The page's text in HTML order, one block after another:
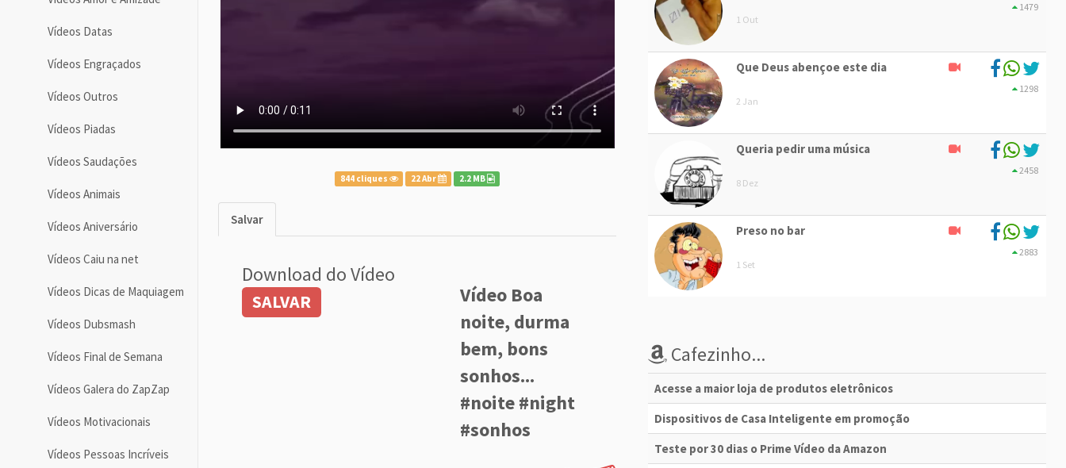
Vídeos Datas
Vídeos Engraçados
Vídeos Outros
Vídeos Piadas
Vídeos Saudações
Vídeos Animais
Vídeos Aniversário
Vídeos Caiu na net
Vídeos Dicas de Maquiagem
Vídeos Dubsmash
Vídeos Final de Semana
Vídeos Galera do ZapZap
Vídeos Motivacionais
Vídeos Pessoas Incríveis
844 cliques 22 Abr 2.2 MB
Salvar
Download do Vídeo
SALVAR
Vídeo Boa
noite, durma
bem, bons
sonhos...
#noite #night
#sonhos
1 Out
1479
Que Deus abençoe este dia
2 Jan
1298
Queria pedir uma música
8 Dez
2458
Preso no bar
1 Set
2883
Cafezinho...
Acesse a maior loja de produtos eletrônicos
Dispositivos de Casa Inteligente em promoção
Teste por 30 dias o Prime Vídeo da Amazon